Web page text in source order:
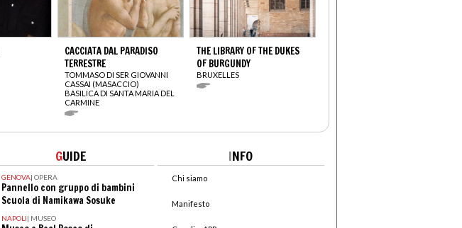
CACCIATA DAL PARADISO
TERRESTRE
TOMMASO DI SER GIOVANNI
CASSAI (MASACCIO)
BASILICA DI SANTA MARIA DEL
CARMINE
THE LIBRARY OF THE DUKES
OF BURGUNDY
BRUXELLES
GUIDE
GENOVA| OPERA
Pannello con gruppo di bambini
Scuola di Namikawa Sosuke
NAPOLI| MUSEO
INFO
Chi siamo
Manifesto